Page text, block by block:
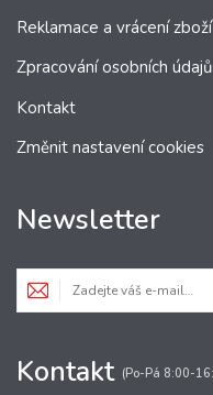
Reklamace a vrácení zboží
Zpracování osobních údajů
Kontakt
Změnit nastavení cookies
Newsletter
Kontakt (Po-Pá 8:00-